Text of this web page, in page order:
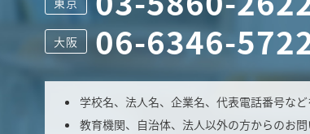
大阪 06-6346-
学校名、法人名、企業名、代表電話番号な
教育機関、自治体、法人以外の方からのお